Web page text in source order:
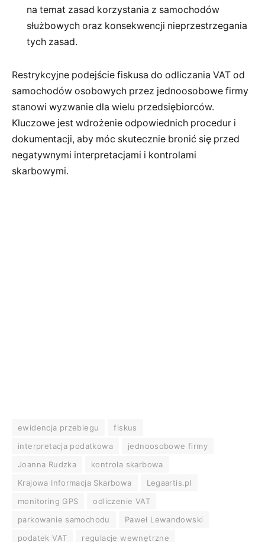
na temat zasad korzystania z samochodów
służbowych oraz konsekwencji nieprzestrzegania
tych zasad.
Restrykcyjne podejście fiskusa do odliczania VAT od
samochodów osobowych przez jednoosobowe firmy
stanowi wyzwanie dla wielu przedsiębiorców.
Kluczowe jest wdrożenie odpowiednich procedur i
dokumentacji, aby móc skutecznie bronić się przed
negatywnymi interpretacjami i kontrolami
skarbowymi.
ewidencja przebiegu
fiskus
interpretacja podatkowa
jednoosobowe firmy
Joanna Rudzka
kontrola skarbowa
Krajowa Informacja Skarbowa
Legaartis.pl
monitoring GPS
odliczenie VAT
parkowanie samochodu
Paweł Lewandowski
podatek VAT
regulacje wewnętrzne